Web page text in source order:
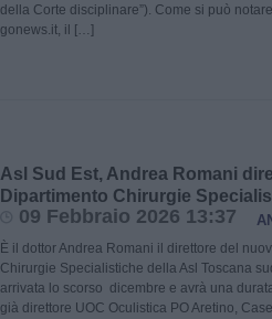
della Corte disciplinare”). Come si può
gonews.it, il […]
Asl Sud Est, Andrea Romani
Dipartimento Chirurgie
09 Febbraio 2026 13:37
È il dottor Andrea Romani il direttore del
Chirurgie Specialistiche della Asl Toscana
arrivata lo scorso dicembre e avrà una
già direttore UOC Oculistica PO Aretino,